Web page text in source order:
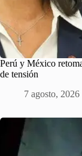
Perú y México
de tensión
7 agosto, 2026